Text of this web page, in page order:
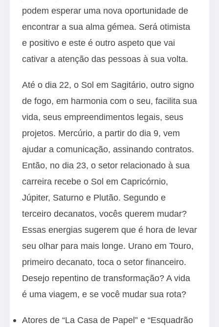
podem esperar uma nova oportunidade de
encontrar a sua alma gémea. Será otimista
e positivo e este é outro aspeto que vai
cativar a atenção das pessoas à sua volta.
Até o dia 22, o Sol em Sagitário, outro signo
de fogo, em harmonia com o seu, facilita sua
vida, seus empreendimentos legais, seus
projetos. Mercúrio, a partir do dia 9, vem
ajudar a comunicação, assinando contratos.
Então, no dia 23, o setor relacionado à sua
carreira recebe o Sol em Capricórnio,
Júpiter, Saturno e Plutão. Segundo e
terceiro decanatos, vocês querem mudar?
Essas energias sugerem que é hora de levar
seu olhar para mais longe. Urano em Touro,
primeiro decanato, toca o setor financeiro.
Desejo repentino de transformação? A vida
é uma viagem, e se você mudar sua rota?
Atores de “La Casa de Papel” e “Esquadrão